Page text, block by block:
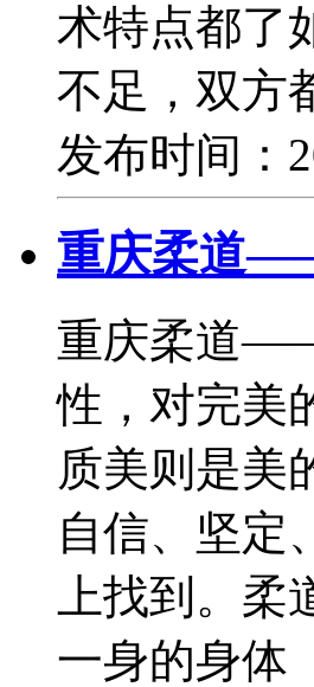
术特点都了
不足，双方
发布时间：
重庆柔道
重庆柔道
性，对完美
质美则是美
自信、坚定
上找到。
一身的身体